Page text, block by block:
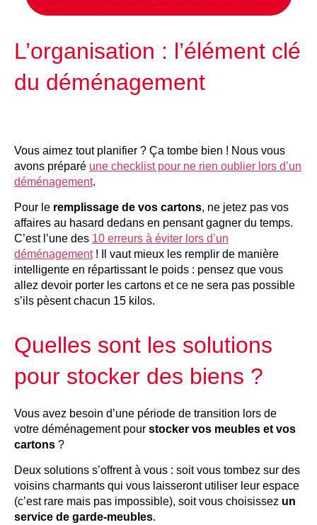
L’organisation : l’élément clé
du déménagement
Vous aimez tout planifier ? Ça tombe bien ! Nous vous
avons préparé une checklist pour ne rien oublier lors d’un
déménagement.
Pour le remplissage de vos cartons, ne jetez pas vos
affaires au hasard dedans en pensant gagner du temps.
C’est l’une des 10 erreurs à éviter lors d’un
déménagement! Il vaut mieux les remplir de manière
intelligente en répartissant le poids : pensez que vous
allez devoir porter les cartons et ce ne sera pas possible
s’ils pèsent chacun 15 kilos.
Quelles sont les solutions
pour stocker des biens ?
Vous avez besoin d’une période de transition lors de
votre déménagement pour stocker vos meubles et vos
cartons ?
Deux solutions s’offrent à vous : soit vous tombez sur des
voisins charmants qui vous laisseront utiliser leur espace
(c’est rare mais pas impossible), soit vous choisissez un
service de garde-meubles.